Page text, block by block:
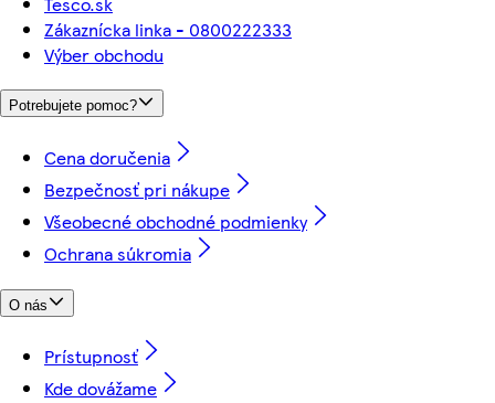
Zákaznícka linka - 0800222333
Výber obchodu
Potrebujete pomoc?
Cena doručenia
Bezpečnosť pri nákupe
Všeobecné obchodné podmienky
Ochrana súkromia
O nás
Prístupnosť
Kde dovážame